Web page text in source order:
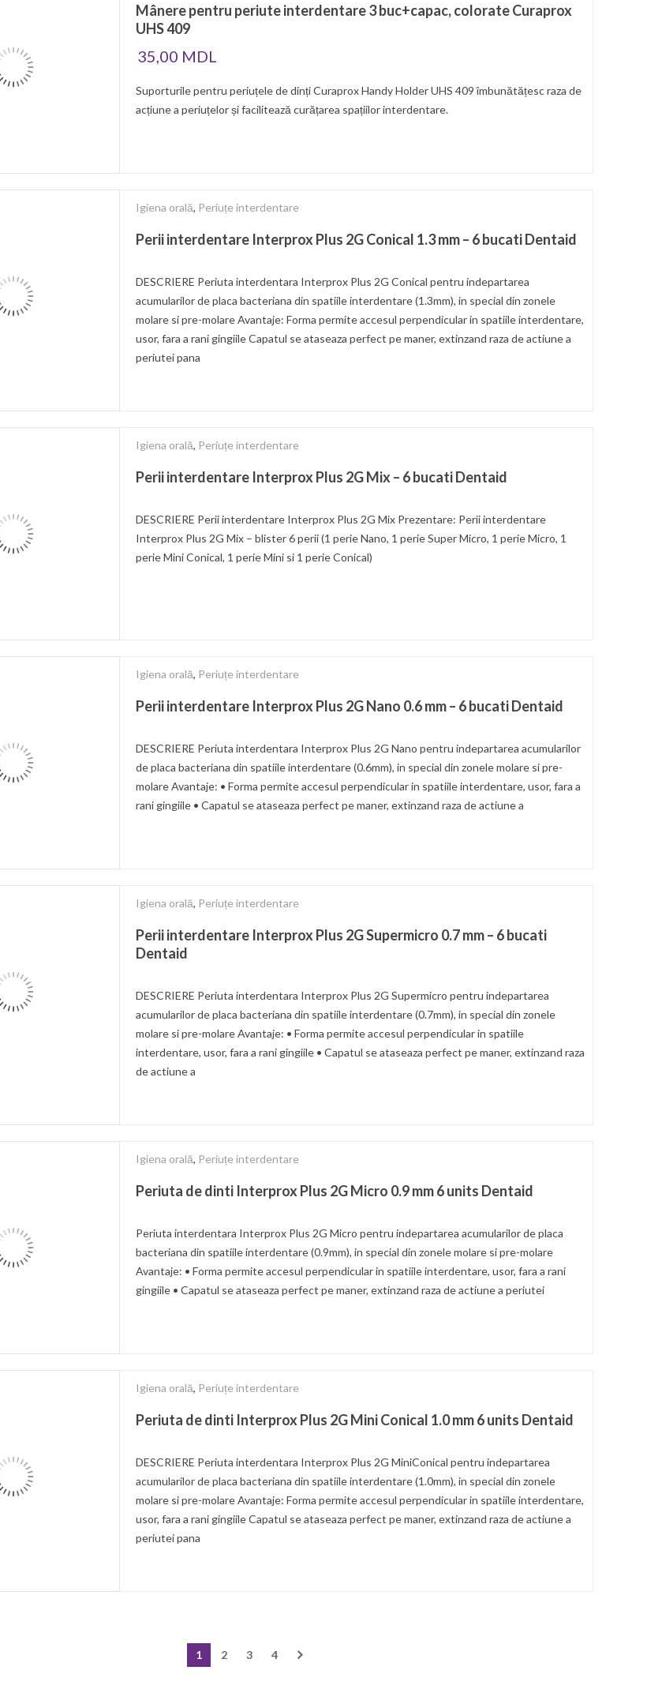
Mânere pentru periute interdentare 3 buc+capac, colorate Curaprox
UHS 409
35,00 MDL
Suporturile pentru periuțele de dinți Curaprox Handy Holder UHS 409 îmbunătățesc raza de
acțiune a periuțelor și facilitează curățarea spațiilor interdentare.
Igiena orală, Periuțe interdentare
Perii interdentare Interprox Plus 2G Conical 1.3 mm – 6 bucati Dentaid
DESCRIERE Periuta interdentara Interprox Plus 2G Conical pentru indepartarea
acumularilor de placa bacteriana din spatiile interdentare (1.3mm), in special din zonele
molare si pre-molare Avantaje: Forma permite accesul perpendicular in spatiile interdentare,
usor, fara a rani gingiile Capatul se ataseaza perfect pe maner, extinzand raza de actiune a
periutei pana
Igiena orală, Periuțe interdentare
Perii interdentare Interprox Plus 2G Mix – 6 bucati Dentaid
DESCRIERE Perii interdentare Interprox Plus 2G Mix Prezentare: Perii interdentare
Interprox Plus 2G Mix – blister 6 perii (1 perie Nano, 1 perie Super Micro, 1 perie Micro, 1
perie Mini Conical, 1 perie Mini si 1 perie Conical)
Igiena orală, Periuțe interdentare
Perii interdentare Interprox Plus 2G Nano 0.6 mm – 6 bucati Dentaid
DESCRIERE Periuta interdentara Interprox Plus 2G Nano pentru indepartarea acumularilor
de placa bacteriana din spatiile interdentare (0.6mm), in special din zonele molare si pre-
molare Avantaje: • Forma permite accesul perpendicular in spatiile interdentare, usor, fara a
rani gingiile • Capatul se ataseaza perfect pe maner, extinzand raza de actiune a
Igiena orală, Periuțe interdentare
Perii interdentare Interprox Plus 2G Supermicro 0.7 mm – 6 bucati
Dentaid
DESCRIERE Periuta interdentara Interprox Plus 2G Supermicro pentru indepartarea
acumularilor de placa bacteriana din spatiile interdentare (0.7mm), in special din zonele
molare si pre-molare Avantaje: • Forma permite accesul perpendicular in spatiile
interdentare, usor, fara a rani gingiile • Capatul se ataseaza perfect pe maner, extinzand raza
de actiune a
Igiena orală, Periuțe interdentare
Periuta de dinti Interprox Plus 2G Micro 0.9 mm 6 units Dentaid
Periuta interdentara Interprox Plus 2G Micro pentru indepartarea acumularilor de placa
bacteriana din spatiile interdentare (0.9mm), in special din zonele molare si pre-molare
Avantaje: • Forma permite accesul perpendicular in spatiile interdentare, usor, fara a rani
gingiile • Capatul se ataseaza perfect pe maner, extinzand raza de actiune a periutei
Igiena orală, Periuțe interdentare
Periuta de dinti Interprox Plus 2G Mini Conical 1.0 mm 6 units Dentaid
DESCRIERE Periuta interdentara Interprox Plus 2G MiniConical pentru indepartarea
acumularilor de placa bacteriana din spatiile interdentare (1.0mm), in special din zonele
molare si pre-molare Avantaje: Forma permite accesul perpendicular in spatiile interdentare,
usor, fara a rani gingiile Capatul se ataseaza perfect pe maner, extinzand raza de actiune a
periutei pana
1 2 3 4